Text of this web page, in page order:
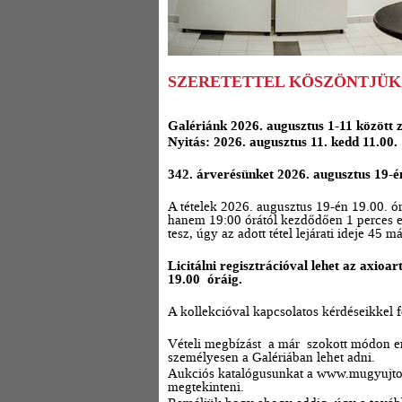
SZERETETTEL
Galériánk 2026. augusztus 1-11 között
Nyitás: 2026. augusztus 11. kedd 11.00.
342. árverésünket 2026. augusztus
A tételek 2026. augusztus 19-én 19.00.
hanem 19:00 órától kezdődően 1 perces
tesz, úgy az adott tétel lejárati ideje 45
Licitálni regisztrációval lehet az
19.00 óráig.
A kollekcióval kapcsolatos kérdéseikkel
Vételi megbízást a már szokott módon
személyesen a Galériában lehet adni.
Aukciós katalógusunkat a
megtekinteni.